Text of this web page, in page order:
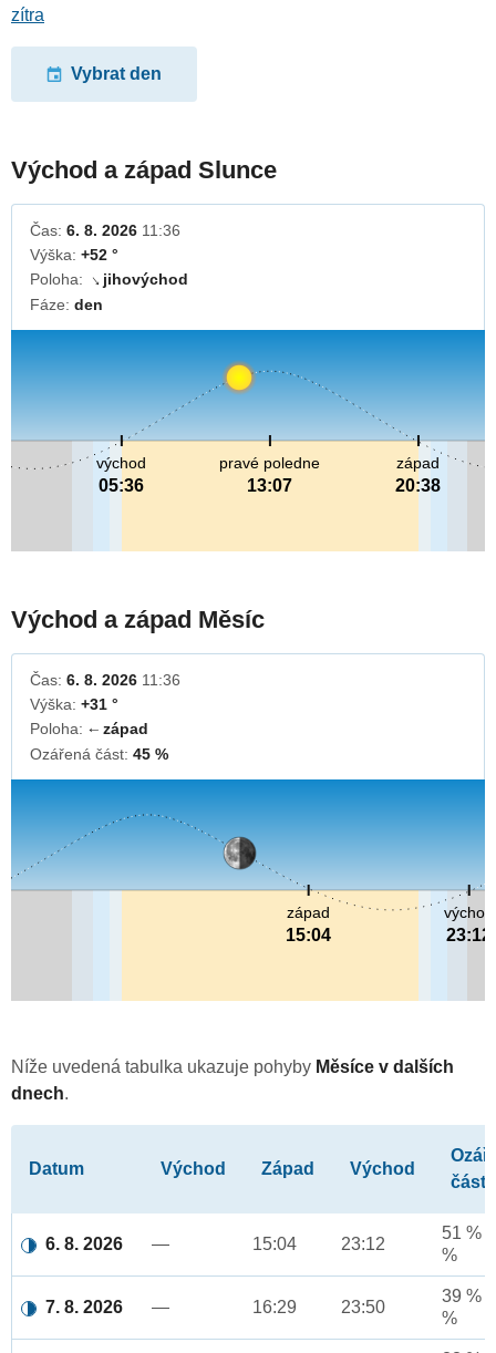
zítra
Vybrat den
Východ a západ Slunce
Čas: 6. 8. 2026 11:36
Výška: +52 °
Poloha:
↓ jihovýchod
Fáze: den
pravé poledne
13:07
východ
05:36
západ
20:38
Východ a západ Měsíc
Čas: 6. 8. 2026 11:36
Výška: +31 °
Poloha:
↓západ
Ozářená část: 45 %
východ
23:12
západ
15:04
Níže uvedená tabulka ukazuje pohyby Měsíce v dalších
dnech.
Datum Východ Západ Východ
část
6. 8. 2026 — 15:04 23:12
51 %
%
7. 8. 2026 — 16:29 23:50
39 %
%